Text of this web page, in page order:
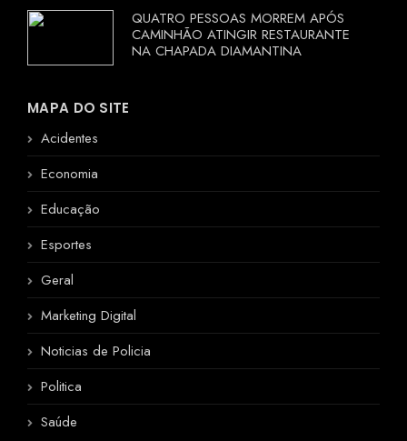
QUATRO PESSOAS MORREM APÓS
CAMINHÃO ATINGIR RESTAURANTE
NA CHAPADA DIAMANTINA
MAPA DO SITE
Acidentes
Economia
Educação
Esportes
Geral
Marketing Digital
Noticias de Policia
Politica
Saúde